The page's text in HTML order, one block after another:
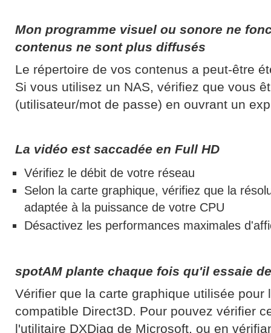
Mon programme visuel ou sonore ne
contenus ne sont plus diffusés
Le répertoire de vos contenus a peut-être
Si vous utilisez un NAS, vérifiez que vous
(utilisateur/mot de passe) en ouvrant un
La vidéo est saccadée en Full HD
Vérifiez le débit de votre réseau
Selon la carte graphique, vérifiez que la
adaptée à la puissance de votre CPU
Désactivez les performances maximales
spotAM plante chaque fois qu'il essaie
Vérifier que la carte graphique utilisée pour
compatible Direct3D. Pour pouvez vérifier
l'utilitaire DXDiag de Microsoft, ou en